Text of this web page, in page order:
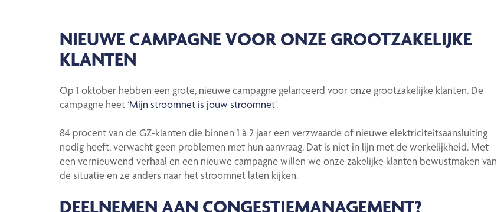
NIEUWE CAMPAGNE VOOR ONZE GROOTZAKELIJKE
KLANTEN
Op 1 oktober hebben een grote, nieuwe campagne gelanceerd voor onze grootzakelijke klanten. De
campagne heet ‘Mijn stroomnet is jouw stroomnet’.
84 procent van de GZ-klanten die binnen 1 à 2 jaar een verzwaarde of nieuwe elektriciteitsaansluiting
nodig heeft, verwacht geen problemen met hun aanvraag. Dat is niet in lijn met de werkelijkheid. Met
een vernieuwend verhaal en een nieuwe campagne willen we onze zakelijke klanten bewustmaken van
de situatie en ze anders naar het stroomnet laten kijken.
DEELNEMEN AAN CONGESTIEMANAGEMENT?